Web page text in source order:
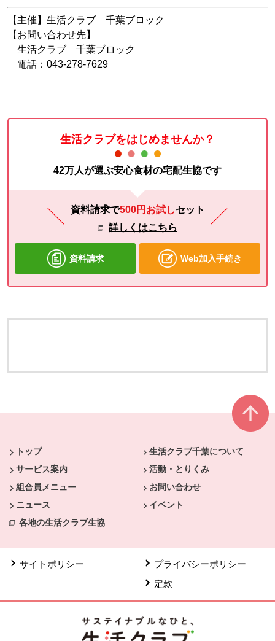
【主催】生活クラブ 千葉ブロック
【お問い合わせ先】
生活クラブ 千葉ブロック
電話：043-278-7629
生活クラブをはじめませんか？
42万人が選ぶ安心食材の宅配生協です
資料請求で500円お試しセット
詳しくはこちら
資料請求 Web加入手続き
トップ
生活クラブ千葉について
サービス案内
活動・とりくみ
組合員メニュー
お問い合わせ
ニュース
イベント
各地の生活クラブ生協
サイトポリシー
プライバシーポリシー
定款